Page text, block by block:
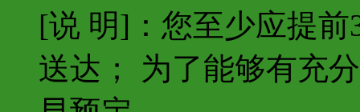
[说 明]：您至少应提
送达； 为了能够有充